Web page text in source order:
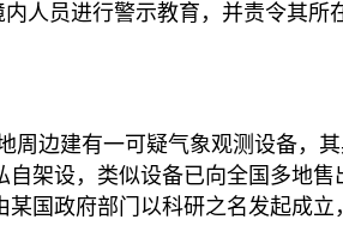
人员进行警示教育，并责令其
周边建有一可疑气象观测设备
架设，类似设备已向全国多地
国政府部门以科研之名发起成